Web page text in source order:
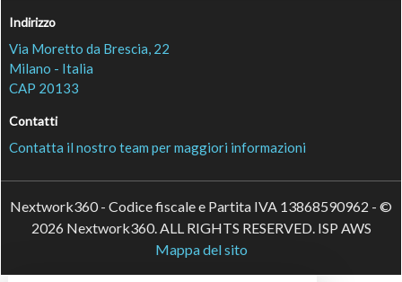
Indirizzo
Via Moretto da Brescia, 22
Milano - Italia
CAP 20133
Contatti
Contatta il nostro team per maggiori informazioni
Nextwork360 - Codice fiscale e Partita IVA 13868590962 - ©
2026 Nextwork360. ALL RIGHTS RESERVED. ISP AWS
Mappa del sito